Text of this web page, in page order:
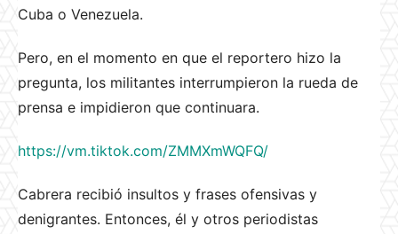
Cuba o Venezuela.
Pero, en el momento en que el reportero hizo la
pregunta, los militantes interrumpieron la rueda de
prensa e impidieron que continuara.
https://vm.tiktok.com/ZMMXmWQFQ/
Cabrera recibió insultos y frases ofensivas y
denigrantes. Entonces, él y otros periodistas